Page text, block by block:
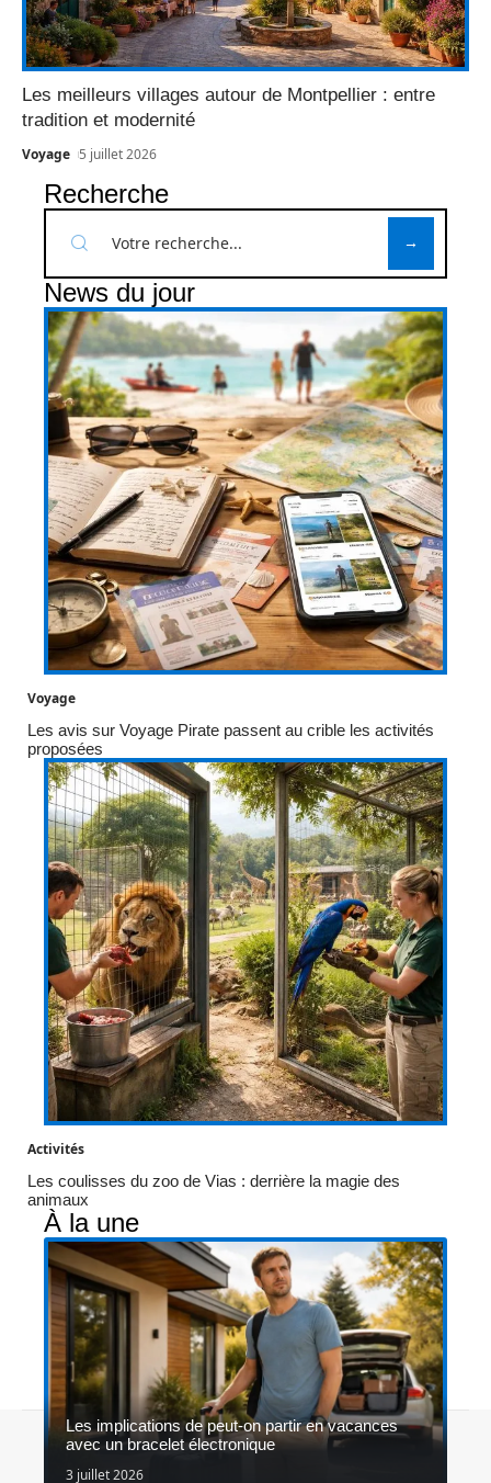
Les meilleurs villages autour de Montpellier : entre
tradition et modernité
Voyage 5 juillet 2026
Recherche
News du jour
Voyage
Les avis sur Voyage Pirate passent au crible les activités
proposées
Activités
Les coulisses du zoo de Vias : derrière la magie des
animaux
À la une
Les implications de peut-on partir en vacances
avec un bracelet électronique
3 juillet 2026
Contact Mentions légales Sitemap